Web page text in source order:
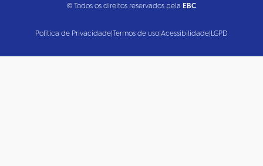
© Todos os direitos reservados pela EBC
Política de Privacidade|Termos de uso|Acessibilidade|LGPD